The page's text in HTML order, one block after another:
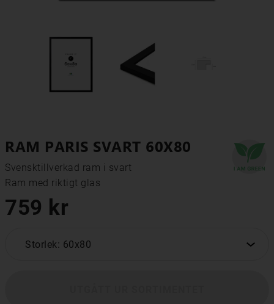
RAM PARIS SVART 60X80
Svensktillverkad ram i svart
Ram med riktigt glas
759 kr
Storlek: 60x80